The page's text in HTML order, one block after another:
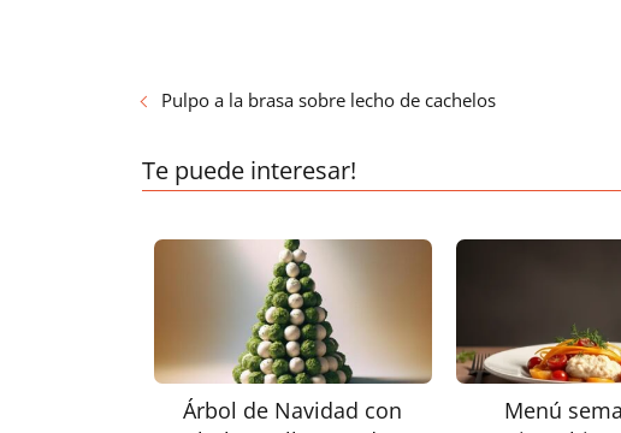
Pulpo a la brasa sobre lecho de cachelos
Te puede interesar!
Árbol de Navidad con
Menú